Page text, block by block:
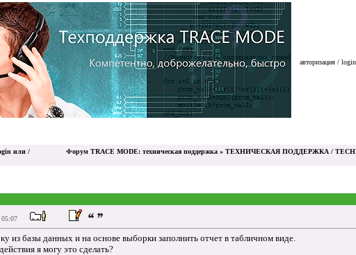
авторизация / login
или /
Форум TRACE MODE: техническая поддержка » ТЕХНИЧЕСКАЯ ПОДДЕРЖКА /
05:07
из базы данных и на основе выборки заполнить отчет в табличном виде.
я могу это сделать?